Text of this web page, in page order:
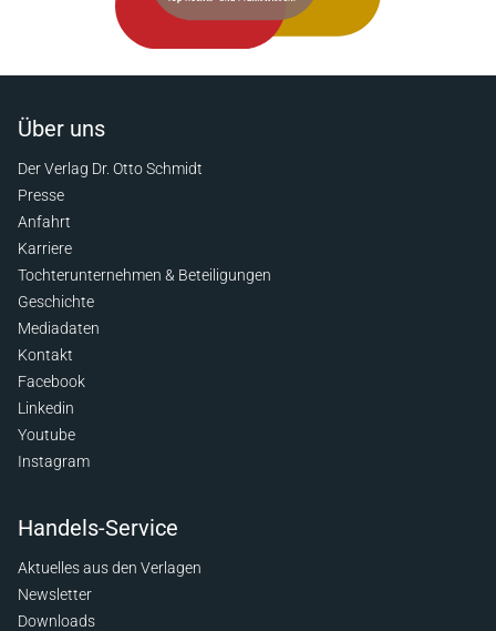
Über uns
Der Verlag Dr. Otto Schmidt
Presse
Anfahrt
Karriere
Tochterunternehmen & Beteiligungen
Geschichte
Mediadaten
Kontakt
Facebook
Linkedin
Youtube
Instagram
Handels-Service
Aktuelles aus den Verlagen
Newsletter
Downloads